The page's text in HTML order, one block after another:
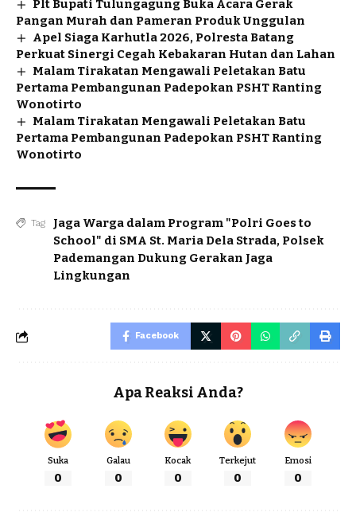
Plt Bupati Tulungagung Buka Acara Gerak
Pangan Murah dan Pameran Produk Unggulan
Apel Siaga Karhutla 2026, Polresta Batang
Perkuat Sinergi Cegah Kebakaran Hutan dan Lahan
Malam Tirakatan Mengawali Peletakan Batu
Pertama Pembangunan Padepokan PSHT Ranting
Wonotirto
Malam Tirakatan Mengawali Peletakan Batu
Pertama Pembangunan Padepokan PSHT Ranting
Wonotirto
Tag
Jaga Warga dalam Program "Polri Goes to
School" di SMA St. Maria Dela Strada, Polsek
Pademangan Dukung Gerakan Jaga
Lingkungan
Facebook
Apa Reaksi Anda?
Suka
0
Galau
0
Kocak
0
Terkejut
0
Emosi
0